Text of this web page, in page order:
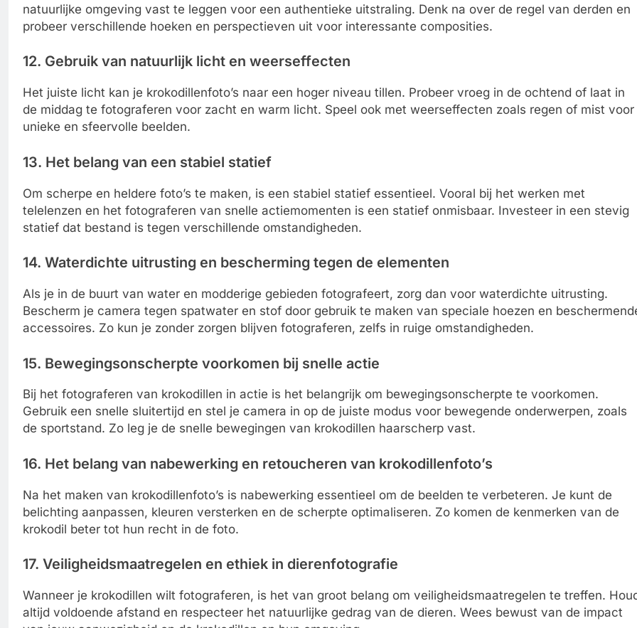
natuurlijke omgeving vast te leggen voor een authentieke uitstraling. Denk na over de regel van derden en
probeer verschillende hoeken en perspectieven uit voor interessante composities.
12. Gebruik van natuurlijk licht en weerseffecten
Het juiste licht kan je krokodillenfoto’s naar een hoger niveau tillen. Probeer vroeg in de ochtend of laat in
de middag te fotograferen voor zacht en warm licht. Speel ook met weerseffecten zoals regen of mist voor
unieke en sfeervolle beelden.
13. Het belang van een stabiel statief
Om scherpe en heldere foto’s te maken, is een stabiel statief essentieel. Vooral bij het werken met
telelenzen en het fotograferen van snelle actiemomenten is een statief onmisbaar. Investeer in een stevig
statief dat bestand is tegen verschillende omstandigheden.
14. Waterdichte uitrusting en bescherming tegen de elementen
Als je in de buurt van water en modderige gebieden fotografeert, zorg dan voor waterdichte uitrusting.
Bescherm je camera tegen spatwater en stof door gebruik te maken van speciale hoezen en
accessoires. Zo kun je zonder zorgen blijven fotograferen, zelfs in ruige omstandigheden.
15. Bewegingsonscherpte voorkomen bij snelle actie
Bij het fotograferen van krokodillen in actie is het belangrijk om bewegingsonscherpte te voorkomen.
Gebruik een snelle sluitertijd en stel je camera in op de juiste modus voor bewegende onderwerpen, zoals
de sportstand. Zo leg je de snelle bewegingen van krokodillen haarscherp vast.
16. Het belang van nabewerking en retoucheren van krokodillenfoto’s
Na het maken van krokodillenfoto’s is nabewerking essentieel om de beelden te verbeteren. Je kunt de
belichting aanpassen, kleuren versterken en de scherpte optimaliseren. Zo komen de kenmerken van de
krokodil beter tot hun recht in de foto.
17. Veiligheidsmaatregelen en ethiek in dierenfotografie
Wanneer je krokodillen wilt fotograferen, is het van groot belang om veiligheidsmaatregelen te treffen.
altijd voldoende afstand en respecteer het natuurlijke gedrag van de dieren. Wees bewust van de impact